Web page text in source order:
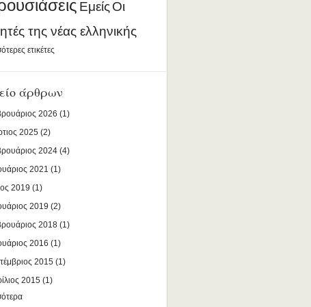
Εμείς Οι
της νέας ελληνικής
ετικέτες
άρθρων
2026 (1)
2025 (2)
2024 (4)
2021 (1)
2019 (1)
2019 (2)
2018 (1)
2016 (1)
2015 (1)
2015 (1)